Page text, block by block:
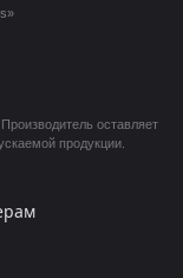
оставляет
продукции.